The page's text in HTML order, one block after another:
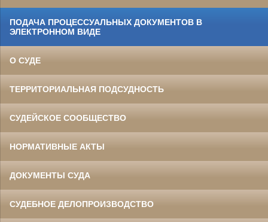
ПОДАЧА ПРОЦЕССУАЛЬНЫХ ДОКУМЕНТОВ В
ЭЛЕКТРОННОМ ВИДЕ
О СУДЕ
ТЕРРИТОРИАЛЬНАЯ ПОДСУДНОСТЬ
СУДЕЙСКОЕ СООБЩЕСТВО
НОРМАТИВНЫЕ АКТЫ
ДОКУМЕНТЫ СУДА
СУДЕБНОЕ ДЕЛОПРОИЗВОДСТВО